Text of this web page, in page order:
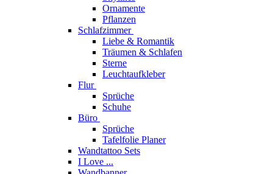
Ornamente
Pflanzen
Schlafzimmer
Liebe & Romantik
Träumen & Schlafen
Sterne
Leuchtaufkleber
Flur
Sprüche
Schuhe
Büro
Sprüche
Tafelfolie Planer
Wandtattoo Sets
I Love ...